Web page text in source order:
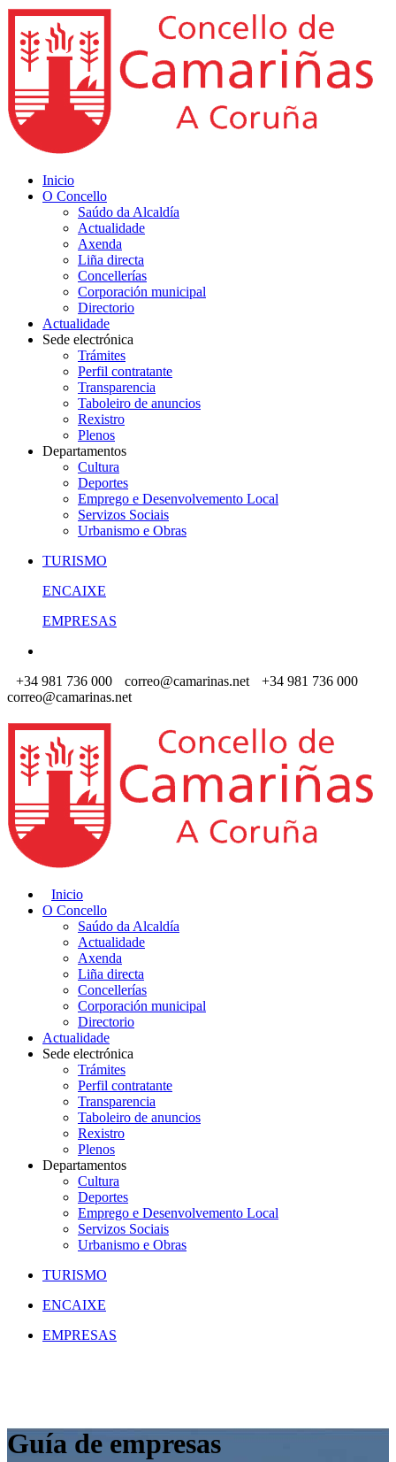
Inicio
O Concello
Saúdo da Alcaldía
Actualidade
Axenda
Liña directa
Concellerías
Corporación municipal
Directorio
Actualidade
Sede electrónica
Trámites
Perfil contratante
Transparencia
Taboleiro de anuncios
Rexistro
Plenos
Departamentos
Cultura
Deportes
Emprego e Desenvolvemento Local
Servizos Sociais
Urbanismo e Obras
TURISMO
ENCAIXE
EMPRESAS
+34 981 736 000 correo@camarinas.net
+34 981 736 000
correo@camarinas.net
Inicio
O Concello
Saúdo da Alcaldía
Actualidade
Axenda
Liña directa
Concellerías
Corporación municipal
Directorio
Actualidade
Sede electrónica
Trámites
Perfil contratante
Transparencia
Taboleiro de anuncios
Rexistro
Plenos
Departamentos
Cultura
Deportes
Emprego e Desenvolvemento Local
Servizos Sociais
Urbanismo e Obras
TURISMO
ENCAIXE
EMPRESAS
Guía de empresas